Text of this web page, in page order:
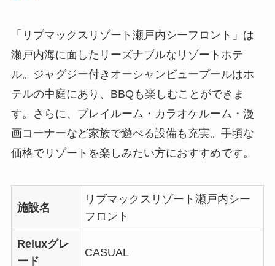
「リブマックスリゾート瀬戸内シーフロント」は
瀬戸内海に面したリーズナブルなリゾートホテ
ル。ジャグジー付きオーシャンビュープールはホ
テルの中庭にあり、BBQも楽しむことができま
す。さらに、プレイルーム・カラオケルーム・漫
画コーナーなど家族で遊べる設備も充実。手頃な
価格でリゾートを楽しみたい方におすすめです。
施設名
リブマックスリゾート瀬戸内シー
フロント
Reluxグレ
ード
CASUAL